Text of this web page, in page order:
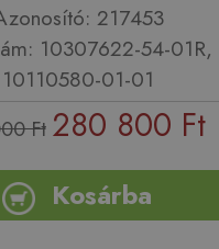
217453
10307622-54-01R,
10110580-01-01
Ft 280 800 Ft
Kosárba